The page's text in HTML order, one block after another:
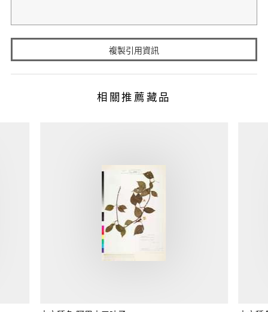
複製引用資訊
相關推薦藏品